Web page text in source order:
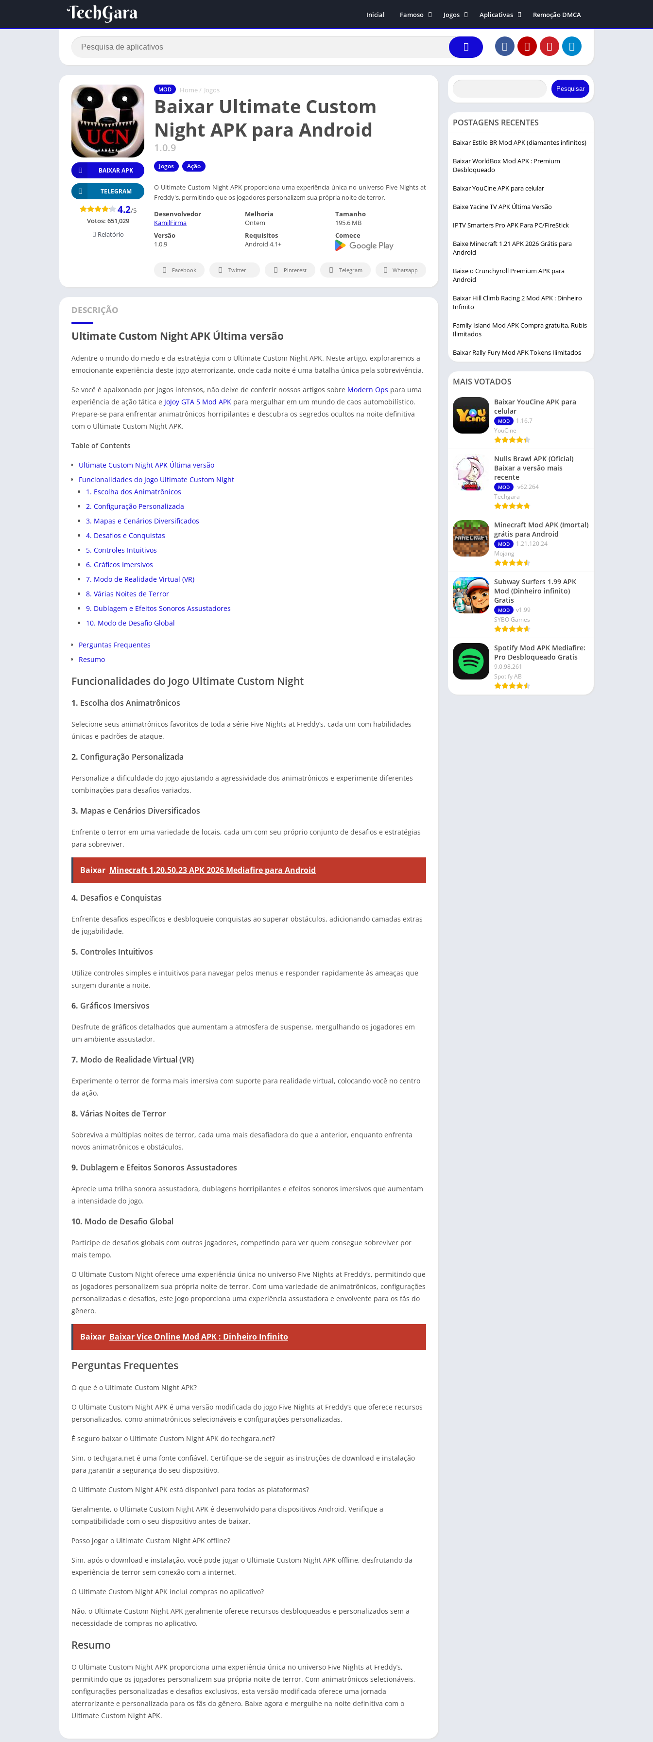
Inicial
Famoso
Subway Surfers 1.99
GTA San Andreas
Minecraft
Jogos
Ação
Arcade
Aventura
Causal
Educação
Esportes
Música
Simulação
Interpretação de papéis
Aplicativas
Comunicação
Entretenimento
Fotografia
Música e áudio
Remoção DMCA
MOD Home / Jogos
Baixar Ultimate Custom
Night APK para Android
1.0.9
Jogos Ação
O Ultimate Custom Night APK proporciona uma experiência única no universo Five Nights at
Freddy's, permitindo que os jogadores personalizem sua própria noite de terror.
BAIXAR APK
TELEGRAM
4.2/5
Votos: 651,029
Relatório
Desenvolvedor
KamilFirma
Melhoria
Ontem
Tamanho
195.6 MB
Versão
1.0.9
Requisitos
Android 4.1+
Comece
Facebook Twitter Pinterest Telegram Whatsapp
DESCRIÇÃO
Ultimate Custom Night APK Última versão
Adentre o mundo do medo e da estratégia com o Ultimate Custom Night APK. Neste artigo, exploraremos a
emocionante experiência deste jogo aterrorizante, onde cada noite é uma batalha única pela sobrevivência.
Se você é apaixonado por jogos intensos, não deixe de conferir nossos artigos sobre Modern Ops para uma
experiência de ação tática e JoJoy GTA 5 Mod APK para mergulhar em um mundo de caos automobilístico.
Prepare-se para enfrentar animatrônicos horripilantes e descubra os segredos ocultos na noite definitiva
com o Ultimate Custom Night APK.
Table of Contents
Ultimate Custom Night APK Última versão
Funcionalidades do Jogo Ultimate Custom Night
1. Escolha dos Animatrônicos
2. Configuração Personalizada
3. Mapas e Cenários Diversificados
4. Desafios e Conquistas
5. Controles Intuitivos
6. Gráficos Imersivos
7. Modo de Realidade Virtual (VR)
8. Várias Noites de Terror
9. Dublagem e Efeitos Sonoros Assustadores
10. Modo de Desafio Global
Perguntas Frequentes
Resumo
Funcionalidades do Jogo Ultimate Custom Night
1. Escolha dos Animatrônicos
Selecione seus animatrônicos favoritos de toda a série Five Nights at Freddy’s, cada um com habilidades
únicas e padrões de ataque.
2. Configuração Personalizada
Personalize a dificuldade do jogo ajustando a agressividade dos animatrônicos e experimente diferentes
combinações para desafios variados.
3. Mapas e Cenários Diversificados
Enfrente o terror em uma variedade de locais, cada um com seu próprio conjunto de desafios e estratégias
para sobreviver.
Baixar Minecraft 1.20.50.23 APK 2026 Mediafire para Android
4. Desafios e Conquistas
Enfrente desafios específicos e desbloqueie conquistas ao superar obstáculos, adicionando camadas extras
de jogabilidade.
5. Controles Intuitivos
Utilize controles simples e intuitivos para navegar pelos menus e responder rapidamente às ameaças que
surgem durante a noite.
6. Gráficos Imersivos
Desfrute de gráficos detalhados que aumentam a atmosfera de suspense, mergulhando os jogadores em
um ambiente assustador.
7. Modo de Realidade Virtual (VR)
Experimente o terror de forma mais imersiva com suporte para realidade virtual, colocando você no centro
da ação.
8. Várias Noites de Terror
Sobreviva a múltiplas noites de terror, cada uma mais desafiadora do que a anterior, enquanto enfrenta
novos animatrônicos e obstáculos.
9. Dublagem e Efeitos Sonoros Assustadores
Aprecie uma trilha sonora assustadora, dublagens horripilantes e efeitos sonoros imersivos que aumentam
a intensidade do jogo.
10. Modo de Desafio Global
Participe de desafios globais com outros jogadores, competindo para ver quem consegue sobreviver por
mais tempo.
O Ultimate Custom Night oferece uma experiência única no universo Five Nights at Freddy’s, permitindo que
os jogadores personalizem sua própria noite de terror. Com uma variedade de animatrônicos, configurações
personalizadas e desafios, este jogo proporciona uma experiência assustadora e envolvente para os fãs do
gênero.
Baixar Baixar Vice Online Mod APK : Dinheiro Infinito
Perguntas Frequentes
O que é o Ultimate Custom Night APK?
O Ultimate Custom Night APK é uma versão modificada do jogo Five Nights at Freddy’s que oferece recursos
personalizados, como animatrônicos selecionáveis e configurações personalizadas.
É seguro baixar o Ultimate Custom Night APK do techgara.net?
Sim, o techgara.net é uma fonte confiável. Certifique-se de seguir as instruções de download e instalação
para garantir a segurança do seu dispositivo.
O Ultimate Custom Night APK está disponível para todas as plataformas?
Geralmente, o Ultimate Custom Night APK é desenvolvido para dispositivos Android. Verifique a
compatibilidade com o seu dispositivo antes de baixar.
Posso jogar o Ultimate Custom Night APK offline?
Sim, após o download e instalação, você pode jogar o Ultimate Custom Night APK offline, desfrutando da
experiência de terror sem conexão com a internet.
O Ultimate Custom Night APK inclui compras no aplicativo?
Não, o Ultimate Custom Night APK geralmente oferece recursos desbloqueados e personalizados sem a
necessidade de compras no aplicativo.
Resumo
O Ultimate Custom Night APK proporciona uma experiência única no universo Five Nights at Freddy’s,
permitindo que os jogadores personalizem sua própria noite de terror. Com animatrônicos selecionáveis,
configurações personalizadas e desafios exclusivos, esta versão modificada oferece uma jornada
aterrorizante e personalizada para os fãs do gênero. Baixe agora e mergulhe na noite definitiva com o
Ultimate Custom Night APK.
Pesquisar
POSTAGENS RECENTES
Baixar Estilo BR Mod APK (diamantes infinitos)
Baixar WorldBox Mod APK : Premium
Desbloqueado
Baixar YouCine APK para celular
Baixe Yacine TV APK Última Versão
IPTV Smarters Pro APK Para PC/FireStick
Baixe Minecraft 1.21 APK 2026 Grátis para
Android
Baixe o Crunchyroll Premium APK para
Android
Baixar Hill Climb Racing 2 Mod APK : Dinheiro
Infinito
Family Island Mod APK Compra gratuita, Rubis
Ilimitados
Baixar Rally Fury Mod APK Tokens Ilimitados
MAIS VOTADOS
Baixar YouCine APK para
celular
MOD
1.16.7
YouCine
Nulls Brawl APK (Oficial)
Baixar a versão mais
recente
MOD
v62.264
Techgara
Minecraft Mod APK (Imortal)
grátis para Android
MOD
1.21.120.24
Mojang
Subway Surfers 1.99 APK
Mod (Dinheiro infinito)
Gratis
MOD
v1.99
SYBO Games
Spotify Mod APK Mediafire:
Pro Desbloqueado Gratis
9.0.98.261
Spotify AB